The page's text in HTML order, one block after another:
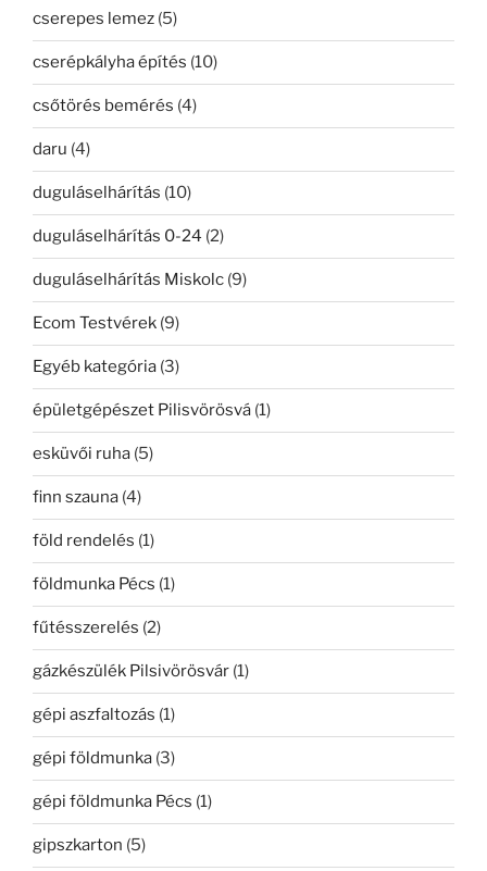
cserepes lemez (5)
cserépkályha építés (10)
csőtörés bemérés (4)
daru (4)
duguláselhárítás (10)
duguláselhárítás 0-24 (2)
duguláselhárítás Miskolc (9)
Ecom Testvérek (9)
Egyéb kategória (3)
épületgépészet Pilisvörösvá (1)
esküvői ruha (5)
finn szauna (4)
föld rendelés (1)
földmunka Pécs (1)
fűtésszerelés (2)
gázkészülék Pilsivörösvár (1)
gépi aszfaltozás (1)
gépi földmunka (3)
gépi földmunka Pécs (1)
gipszkarton (5)